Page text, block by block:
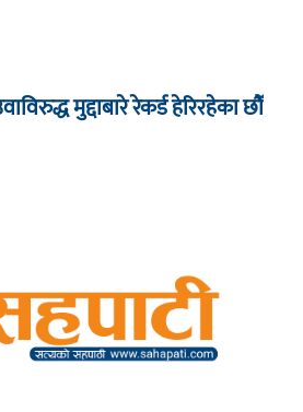
मुद्दाबारे रेकर्ड हेरिरहेका छौँ